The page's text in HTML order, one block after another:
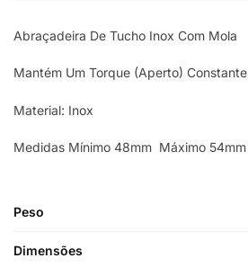
Abraçadeira De Tucho Inox Com Mola
Mantém Um Torque (Aperto) Constante
Material: Inox
Medidas Mínimo 48mm Máximo 54mm
Peso
Dimensões